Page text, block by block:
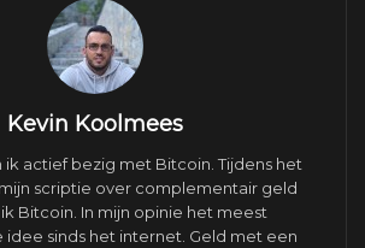
Kevin Koolmees
ik actief bezig met Bitcoin. Tijdens het
scriptie over complementair geld
Bitcoin. In mijn opinie het meest
idee sinds het internet. Geld met een